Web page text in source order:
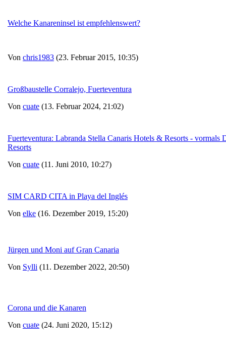
Welche Kanareninsel ist empfehlenswert?
Von chris1983 (23. Februar 2015, 10:35)
Großbaustelle Corralejo, Fuerteventura
Von cuate (13. Februar 2024, 21:02)
Fuerteventura: Labranda Stella Canaris Hotels & Resorts - vormals
Resorts
Von cuate (11. Juni 2010, 10:27)
SIM CARD CITA in Playa del Inglés
Von elke (16. Dezember 2019, 15:20)
Jürgen und Moni auf Gran Canaria
Von Sylli (11. Dezember 2022, 20:50)
Corona und die Kanaren
Von cuate (24. Juni 2020, 15:12)